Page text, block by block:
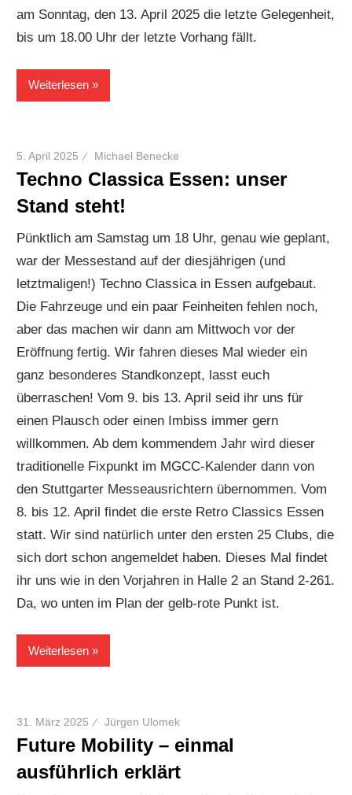
am Sonntag, den 13. April 2025 die letzte Gelegenheit,
bis um 18.00 Uhr der letzte Vorhang fällt.
Weiterlesen
5. April 2025 Michael Benecke
Techno Classica Essen: unser
Stand steht!
Pünktlich am Samstag um 18 Uhr, genau wie geplant,
war der Messestand auf der diesjährigen (und
letztmaligen!) Techno Classica in Essen aufgebaut.
Die Fahrzeuge und ein paar Feinheiten fehlen noch,
aber das machen wir dann am Mittwoch vor der
Eröffnung fertig. Wir fahren dieses Mal wieder ein
ganz besonderes Standkonzept, lasst euch
überraschen! Vom 9. bis 13. April seid ihr uns für
einen Plausch oder einen Imbiss immer gern
willkommen. Ab dem kommendem Jahr wird dieser
traditionelle Fixpunkt im MGCC-Kalender dann von
den Stuttgarter Messeausrichtern übernommen. Vom
8. bis 12. April findet die erste Retro Classics Essen
statt. Wir sind natürlich unter den ersten 25 Clubs, die
sich dort schon angemeldet haben. Dieses Mal findet
ihr uns wie in den Vorjahren in Halle 2 an Stand 2-261.
Da, wo unten im Plan der gelb-rote Punkt ist.
Weiterlesen
31. März 2025 Jürgen Ulomek
Future Mobility – einmal
ausführlich erklärt